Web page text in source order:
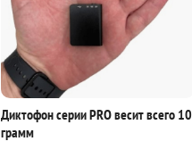
Диктофон серии PRO весит всего 10
грамм